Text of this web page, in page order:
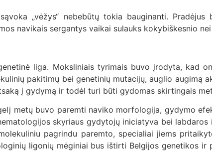
„vėžys“ nebebūtų tokia bauginanti.
navikais sergantys vaikai sulauks kokybiškesnio
liga. Moksliniais tyrimais buvo įrodyta, kad
pakitimų bei genetinių mutacijų, auglio augimą
į gydymą ir todėl turi būti gydomas skirtingais
metų buvo paremti naviko morfologija, gydymo
skyriaus gydytojų iniciatyva bei
pagrindu paremto, specialiai jiems
ligonių mėginiai bus ištirti Belgijos genetikos